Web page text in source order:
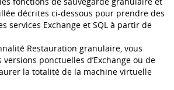
décrites ci-dessous pour prendre des
services Exchange et SQL à partir de
Restauration granulaire, vous
ponctuelles d’Exchange ou de
la totalité de la machine virtuelle